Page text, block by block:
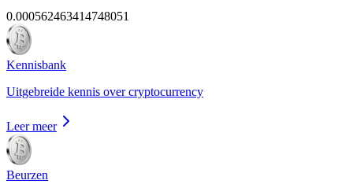
0.000562463414748051
Kennisbank
Uitgebreide kennis over cryptocurrency
Leer meer
Beurzen